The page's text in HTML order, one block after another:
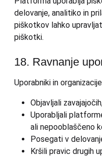
delovanje, analitiko in
piškotkov lahko
piškotki.
18. Ravnanje
Uporabniki in
Objavljali
Uporabljali
ali nepooblaščeno
Posegati v
Kršili pravic drugih